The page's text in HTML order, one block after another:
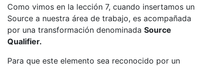
Como vimos en la lección 7, cuando insertamos un
Source a nuestra área de trabajo, es acompañada
por una transformación denominada Source
Qualifier.
Para que este elemento sea reconocido por un